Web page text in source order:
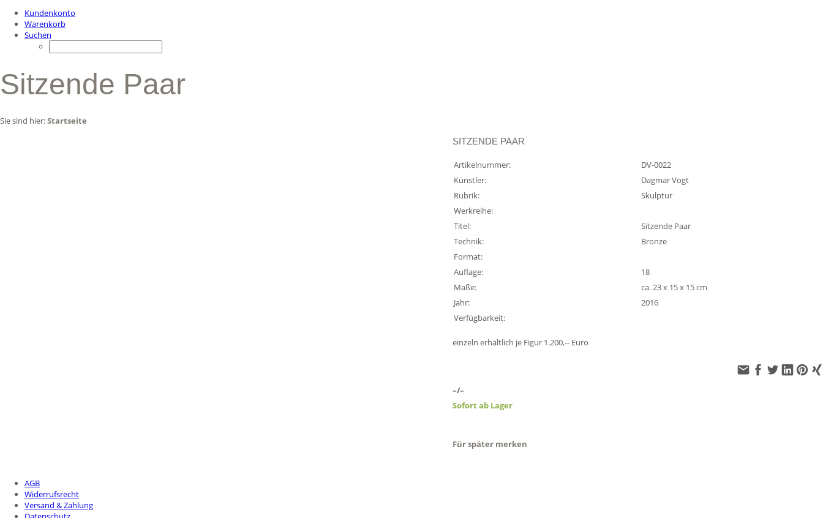
Kundenkonto
Warenkorb
Suchen
Sitzende Paar
Sie sind hier:Startseite
SITZENDE PAAR
Artikelnummer:
DV-0022
Künstler:
Dagmar Vogt
Rubrik:
Skulptur
Werkreihe:
Titel:
Sitzende Paar
Technik:
Bronze
Format:
Auflage:
18
Maße:
ca. 23 x 15 x 15 cm
Jahr:
2016
Verfügbarkeit:
einzeln erhältlich je Figur 1.200,-- Euro
–/–
Sofort ab Lager
Für später merken
AGB
Widerrufsrecht
Versand & Zahlung